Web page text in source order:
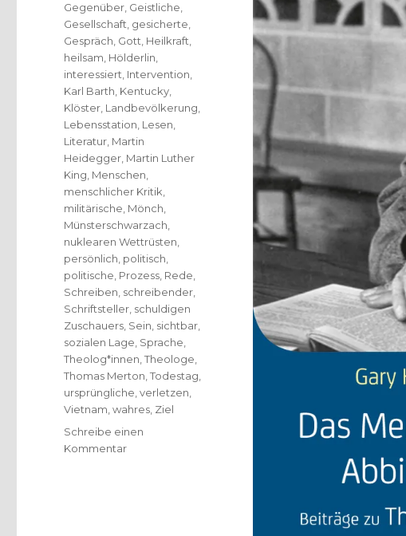
Gegenüber Geistliche
Gesellschaft gesicherte
Gespräch Gott Heilkraft
heilsam Hölderlin
interessiert Intervention
Karl Barth Kentucky
Klöster Landbevölkerung
Lebensstation Lesen
Literatur Martin
Heidegger Martin Luther
King Menschen
menschlicher Kritik
militärische Mönch
Münsterschwarzach
nuklearen Wettrüsten
persönlich politisch
politische Prozess Rede
Schreiben schreibender
Schriftsteller schuldigen
Zuschauers Sein sichtbar
sozialen Lage Sprache
Theolog*innen ,Theologe
Thomas Merton ,Todestag
ursprüngliche ,verletzen
Vietnam ,wahres Ziel
Schreibe einen
Kommentarzu